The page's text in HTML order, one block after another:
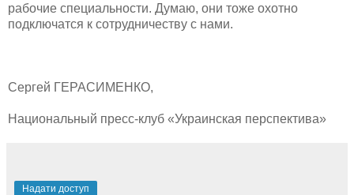
рабочие специальности. Думаю, они тоже охотно
подключатся к сотрудничеству с нами.
Сергей ГЕРАСИМЕНКО,
Национальный пресс-клуб «Украинская перспектива»
Надати доступ